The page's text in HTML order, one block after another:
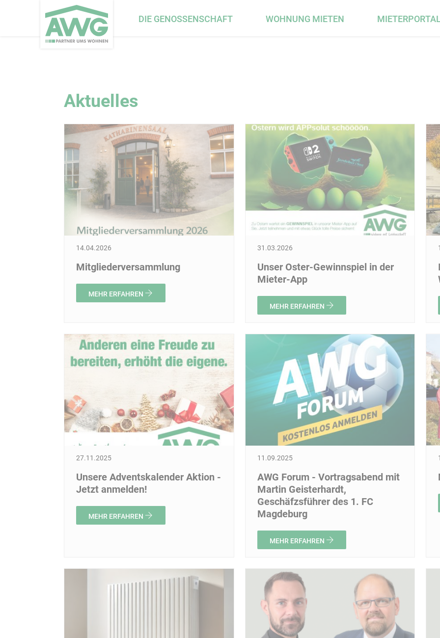
überspringen
DIE GENOSSENSCHAFT WOHNUNG MIETEN
Aktuelles
14.04.2026
Mitgliederversammlung
MEHR ERFAHREN
31.03.2026
Unser Oster-Gewinnspiel in der
Mieter-App
MEHR ERFAHREN
27.11.2025
Unsere Adventskalender Aktion -
Jetzt anmelden!
MEHR ERFAHREN
11.09.2025
AWG Forum - Vortragsabend mit
Martin Geisterhardt,
Geschäfzsführer des 1. FC
Magdeburg
MEHR ERFAHREN